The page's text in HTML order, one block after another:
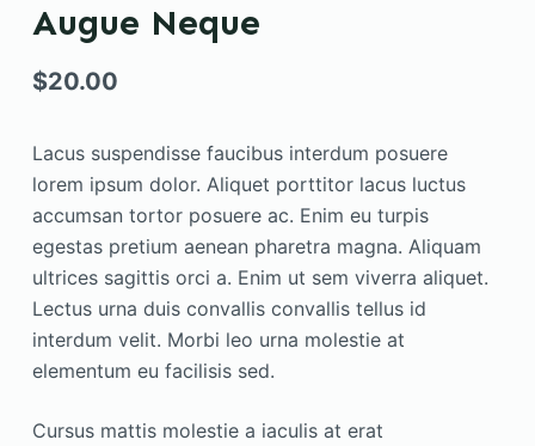
Augue Neque
$20.00
Lacus suspendisse faucibus interdum posuere
lorem ipsum dolor. Aliquet porttitor lacus luctus
accumsan tortor posuere ac. Enim eu turpis
egestas pretium aenean pharetra magna. Aliquam
ultrices sagittis orci a. Enim ut sem viverra aliquet.
Lectus urna duis convallis convallis tellus id
interdum velit. Morbi leo urna molestie at
elementum eu facilisis sed.
Cursus mattis molestie a iaculis at erat